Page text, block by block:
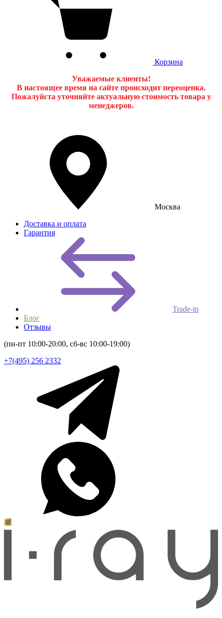
Корзина
Уважаемые клиенты!
В настоящее время на сайте происходит переоценка.
Пожалуйста уточняйте актуальную стоимость товара у
менеджеров.
Москва
Доставка и оплата
Гарантия
Trade-in
Блог
Отзывы
(пн-пт 10:00-20:00, сб-вс 10:00-19:00)
+7(495) 256 2332